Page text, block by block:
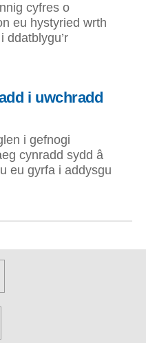
cyfres o
eu hystyried wrth
ddatblygu’r
i uwchradd
i gefnogi
cynradd sydd â
eu gyrfa i addysgu